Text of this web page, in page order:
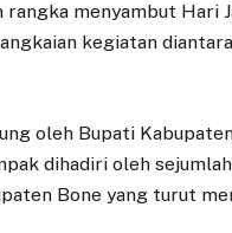
rangka menyambut Hari
kegiatan
oleh Bupati
dihadiri oleh
Bone yang turut